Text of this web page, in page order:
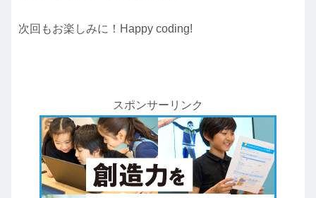
次回もお楽しみに！Happy coding!
スポンサーリンク